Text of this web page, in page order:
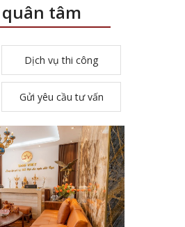
tâm
Dịch vụ thi công
Gửi yêu cầu tư vấn